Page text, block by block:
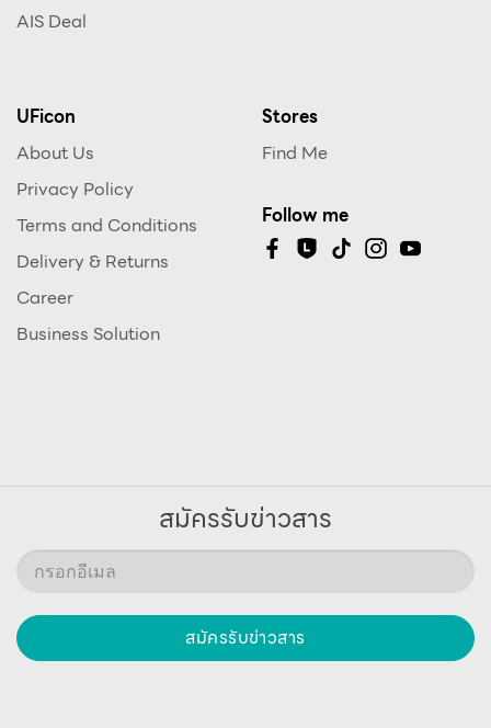
AIS Deal
UFicon
About Us
Privacy Policy
Terms and Conditions
Delivery & Returns
Career
Business Solution
Stores
Find Me
Follow me
สมัครรับข่าวสาร
สมัครรับข่าวสาร